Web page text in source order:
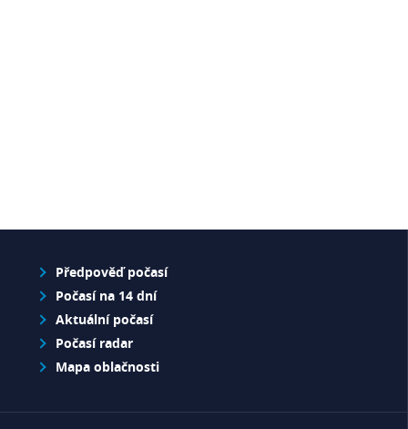
Předpověď počasí
Počasí na 14 dní
Aktuální počasí
Počasí radar
Mapa oblačnosti